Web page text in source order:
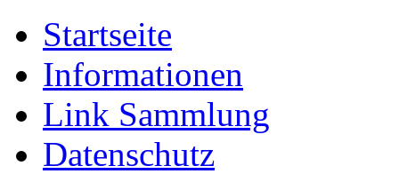
Startseite
Informationen
Link Sammlung
Datenschutz